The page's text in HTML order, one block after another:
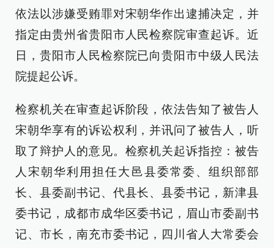
依法以涉嫌受贿罪对宋朝华作出逮捕决定，并
指定由贵州省贵阳市人民检察院审查起诉。近
日，贵阳市人民检察院已向贵阳市中级人民法
院提起公诉。
检察机关在审查起诉阶段，依法告知了被告人
宋朝华享有的诉讼权利，并讯问了被告人，听
取了辩护人的意见。检察机关起诉指控：被告
人宋朝华利用担任大邑县委常委、组织部部
长、县委副书记、代县长、县委书记，新津县
委书记，成都市成华区委书记，眉山市委副书
记、市长，南充市委书记，四川省人大常委会